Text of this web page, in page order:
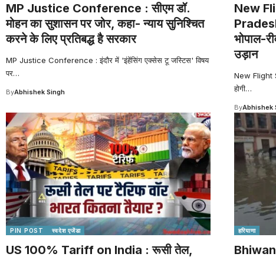
MP Justice Conference : सीएम डॉ.
मोहन का सुशासन पर जोर, कहा- न्याय सुनिश्चित
करने के लिए प्रतिबद्ध है सरकार
MP Justice Conference : इंदौर में 'इंहेंसिंग एक्सेस टू जस्टिस' विषय
पर…
ByAbhishek Singh
New
भोपाल-
उड़ान
New Flight
होगी…
ByAbhishek
PIN POST स्वदेश एजेंडा
US 100% Tariff on India : रूसी तेल,
हरियाणा